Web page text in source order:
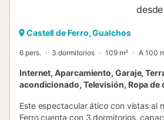
desde
Castell de Ferro, Gualchos
6 pers. 3 dormitorios 109 m² A 100
Internet, Aparcamiento, Garaje,
acondicionado, Televisión, Ropa de
Este espectacular ático con vistas al
Ferro cuenta con 3 dormitorios,